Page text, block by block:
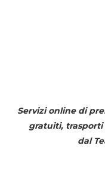
Servizi online di
gratuiti,
dal